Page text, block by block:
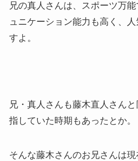
兄の真人さんは、スポーツ万能
ュニケーション能力も高く、
すよ。
兄・真人さんも藤木直人さん
指していた時期もあったとか。
そんな藤木さんのお兄さんは